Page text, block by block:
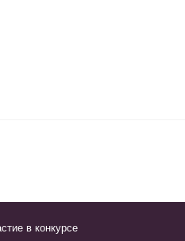
в конкурсе